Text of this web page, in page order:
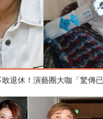
退休！演藝圈大咖「驚傳已